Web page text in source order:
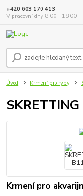
+420 603 170 413
V pracovní dny 8:00 - 18:00
Úvod Krmení pro ryby
Krmení pro